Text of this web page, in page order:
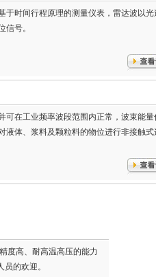
于时间行程原理的测量仪表，雷达波以光
号。
在工业频率波段范围内正常，波束能量
液体、浆料及颗粒料的物位进行非接触式
度高、耐高温高压的能力
的欢迎。